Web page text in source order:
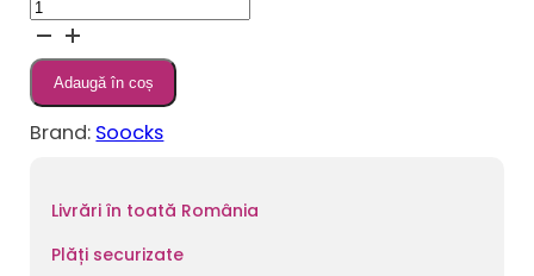
Cantitate
Sosete
lungi
monocrome
cu
fundite
copii,
Adaugă în coș
Brand: Soocks
Livrări în toată România
Plăți securizate